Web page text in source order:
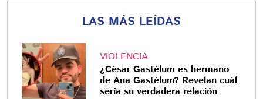
LAS MÁS LEÍDAS
VIOLENCIA
¿César Gastélum es hermano
de Ana Gastélum? Revelan cuál
sería su verdadera relación